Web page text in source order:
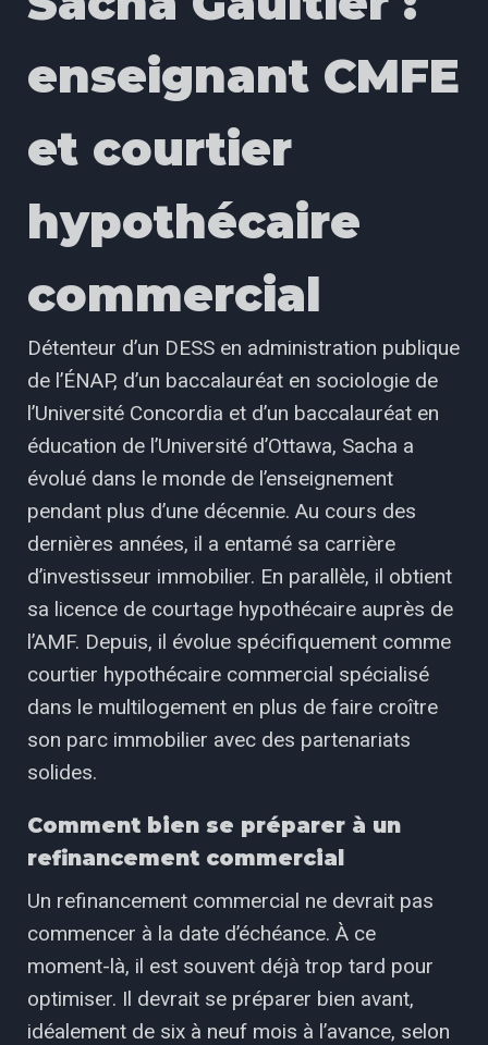
enseignant CMFE
et courtier
hypothécaire
commercial
Détenteur d’un DESS en administration publique
de l’ÉNAP, d’un baccalauréat en sociologie de
l’Université Concordia et d’un baccalauréat en
éducation de l’Université d’Ottawa, Sacha a
évolué dans le monde de l’enseignement
pendant plus d’une décennie. Au cours des
dernières années, il a entamé sa carrière
d’investisseur immobilier. En parallèle, il obtient
sa licence de courtage hypothécaire auprès de
l’AMF. Depuis, il évolue spécifiquement comme
courtier hypothécaire commercial spécialisé
dans le multilogement en plus de faire croître
son parc immobilier avec des partenariats
solides.
Comment bien se préparer à un
refinancement commercial
Un refinancement commercial ne devrait pas
commencer à la date d’échéance. À ce
moment-là, il est souvent déjà trop tard pour
optimiser. Il devrait se préparer bien avant,
idéalement de six à neuf mois à l’avance, selon